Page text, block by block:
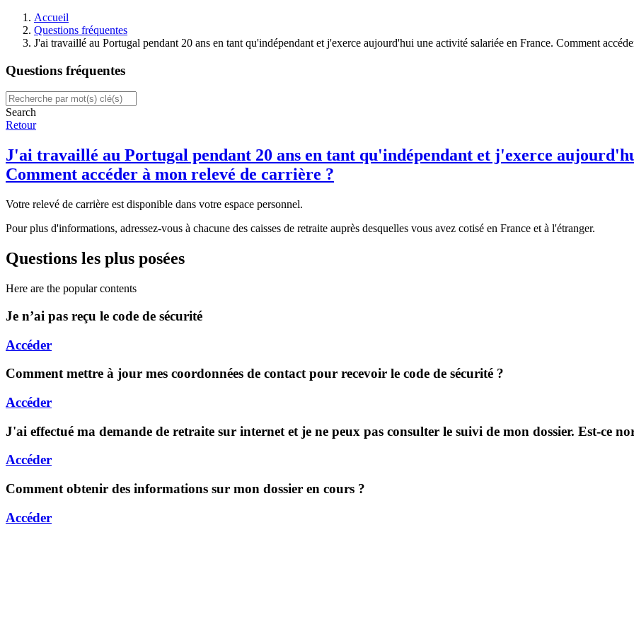
Accueil
Questions fréquentes
J'ai travaillé au Portugal pendant 20 ans en tant qu'indépendant et j'exerce aujourd'hui une activité salariée en France. Comment
Questions fréquentes
Search
Retour
J'ai travaillé au Portugal pendant 20 ans en tant qu'indépendant et j'exerce
Comment accéder à mon relevé de carrière ?
Votre relevé de carrière est disponible dans votre espace personnel.
Pour plus d'informations, adressez-vous à chacune des caisses de retraite auprès desquelles vous avez cotisé en France et à l'étranger.
Questions les plus posées
Here are the popular contents
Je n’ai pas reçu le code de sécurité
Accéder
Comment mettre à jour mes coordonnées de contact pour recevoir le code de sécurité ?
Accéder
J'ai effectué ma demande de retraite sur internet et je ne peux pas consulter le suivi de mon dossier. Est-ce
Accéder
Comment obtenir des informations sur mon dossier en cours ?
Accéder